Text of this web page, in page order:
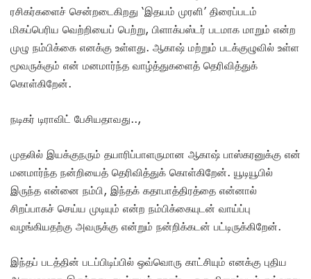
ரசிகர்களைச் சென்றடைகிறது ‘இதயம் முரளி’ திரைப்படம்
மிகப்பெரிய வெற்றியைப் பெற்று, பிளாக்பஸ்டர் படமாக மாறும் என்ற
முழு நம்பிக்கை எனக்கு உள்ளது. ஆகாஷ் மற்றும் படக்குழுவில் உள்ள
மூவருக்கும் என் மனமார்ந்த வாழ்த்துகளைத் தெரிவித்துக்
கொள்கிறேன்.
நடிகர் டிராவிட் பேசியதாவது..,
முதலில் இயக்குநரும் தயாரிப்பாளருமான ஆகாஷ் பாஸ்கரனுக்கு என்
மனமார்ந்த நன்றியைத் தெரிவித்துக் கொள்கிறேன். யூடியூபில்
இருந்த என்னை நம்பி, இந்தக் கதாபாத்திரத்தை என்னால்
சிறப்பாகச் செய்ய முடியும் என்ற நம்பிக்கையுடன் வாய்ப்பு
வழங்கியதற்கு அவருக்கு என்றும் நன்றிக்கடன் பட்டிருக்கிறேன்.
இந்தப் படத்தின் படப்பிடிப்பில் ஒவ்வொரு காட்சியும் எனக்கு புதிய